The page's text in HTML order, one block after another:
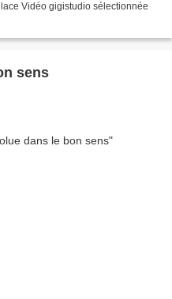
Vidéo gigistudio sélectionnée
sens